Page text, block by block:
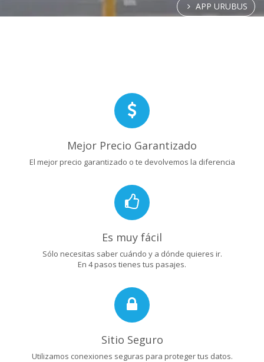
APP URUBUS
Mejor Precio Garantizado
El mejor precio garantizado o te devolvemos la diferencia
Es muy fácil
Sólo necesitas saber cuándo y a dónde quieres ir.
En 4 pasos tienes tus pasajes.
Sitio Seguro
Utilizamos conexiones seguras para proteger tus datos.